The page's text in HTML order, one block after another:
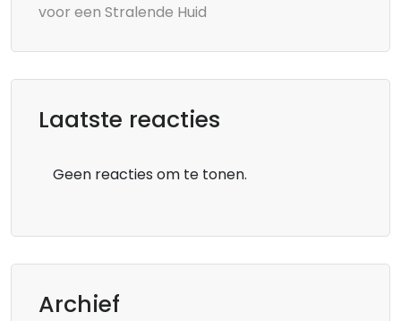
voor een Stralende Huid
Laatste reacties
Geen reacties om te tonen.
Archief